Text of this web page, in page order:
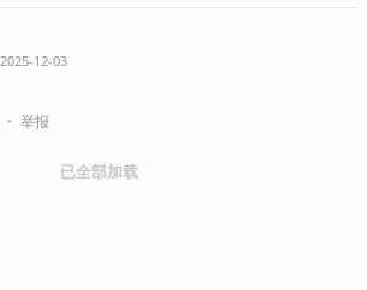
2025-12-03
・ 举报
已全部加载